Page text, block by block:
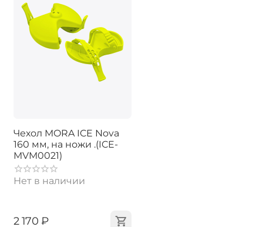
Чехол MORA ICE Nova
160 мм, на ножи .(ICE-
MVM0021)
Нет в наличии
‍2 170‍ ₽